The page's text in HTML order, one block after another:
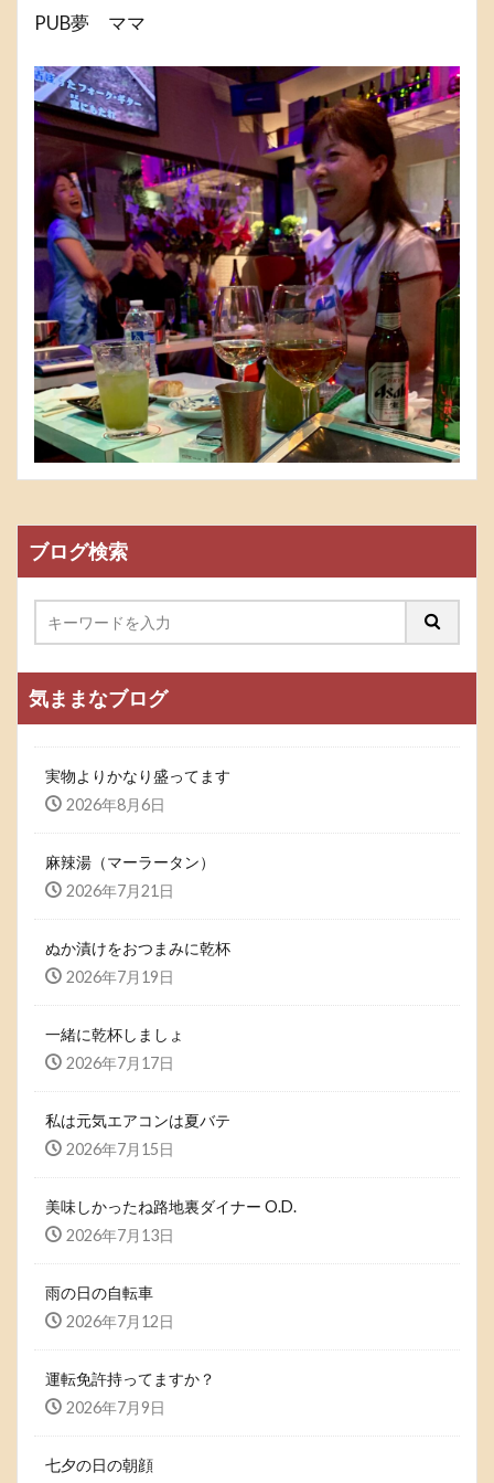
PUB夢 ママ
ブログ検索
気ままなブログ
実物よりかなり盛ってます
2026年8月6日
麻辣湯（マーラータン）
2026年7月21日
ぬか漬けをおつまみに乾杯
2026年7月19日
一緒に乾杯しましょ
2026年7月17日
私は元気エアコンは夏バテ
2026年7月15日
美味しかったね路地裏ダイナー O.D.
2026年7月13日
雨の日の自転車
2026年7月12日
運転免許持ってますか？
2026年7月9日
七夕の日の朝顔